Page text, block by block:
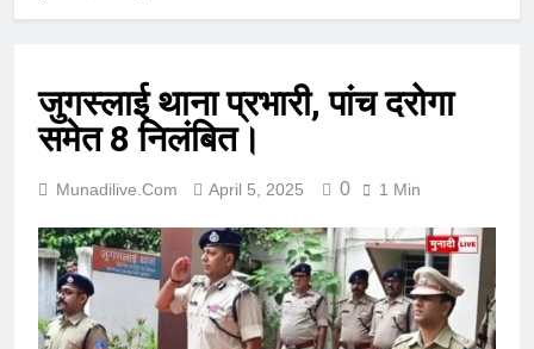
जुगस्लाई थाना प्रभारी, पांच दरोगा
समेत 8 निलंबित।
Munadilive.com April 5, 2025 0 1 Min